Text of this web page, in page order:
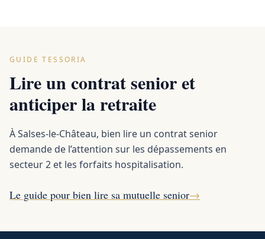
GUIDE TESSORIA
Lire un contrat senior et
anticiper la retraite
À Salses-le-Château, bien lire un contrat senior
demande de l’attention sur les dépassements en
secteur 2 et les forfaits hospitalisation.
Le guide pour bien lire sa mutuelle senior→